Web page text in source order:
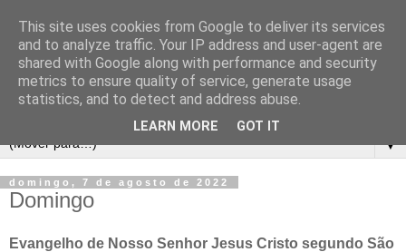
▼
domingo, 7 de agosto de 2022
Domingo
Evangelho de Nosso Senhor Jesus Cristo segundo São
This site uses cookies from Google to deliver its services
and to analyze traffic. Your IP address and user-agent are
shared with Google along with performance and security
metrics to ensure quality of service, generate usage
statistics, and to detect and address abuse.
LEARN MORE GOT IT